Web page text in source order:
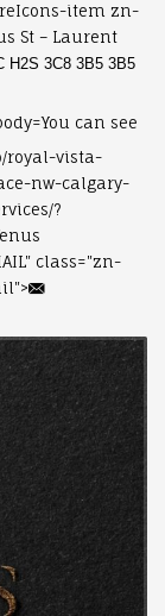
item zn-
St – Laurent
H2S 3C8 3B5 3B5
can see
royal-vista-
nw-calgary-
?
class="zn-